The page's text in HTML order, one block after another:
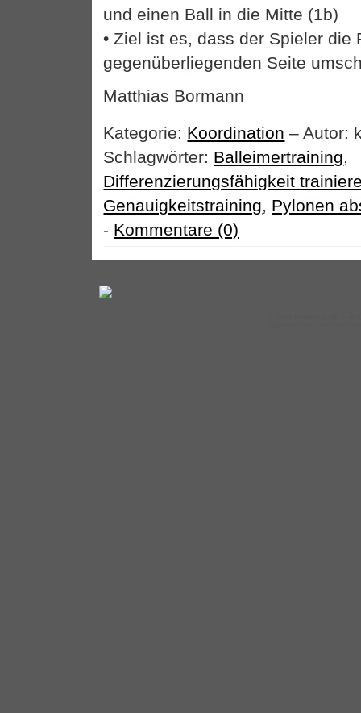
und einen Ball in die Mitte (1b)
• Ziel ist es, dass der Spieler die
gegenüberliegenden Seite
Matthias Bormann
Kategorie: Koordination – Autor:
Schlagwörter: Balleimertraining
Differenzierungsfähigkeit
Genauigkeitstraining
Pylonen
- Kommentare (0)